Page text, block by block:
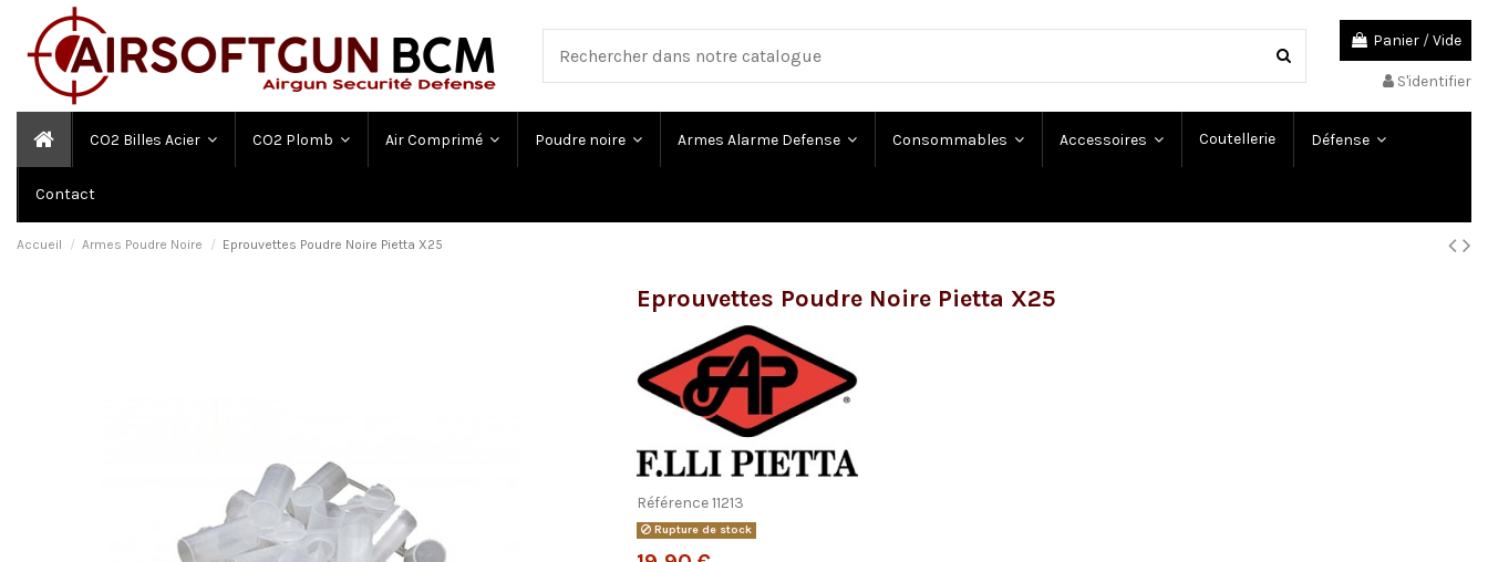
Panier /Vide
S'identifier
CO2 Billes Acier CO2 Plomb Air Comprimé Poudre noire Armes Alarme Defense Consommables Accessoires Coutellerie Défense
Contact
Accueil Armes Poudre Noire Eprouvettes Poudre Noire Pietta X25
Eprouvettes Poudre Noire Pietta X25
Référence11213
Rupture de stock